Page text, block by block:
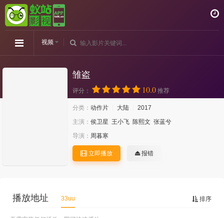
视频
雏盗
评分： 10.0 推荐
分类： 动作片 大陆
2017
主演： 侯卫星 王小飞 陈熙文 张蓝兮
导演： 周暮寒
立即播放 报错
排序
播放地址 33uu